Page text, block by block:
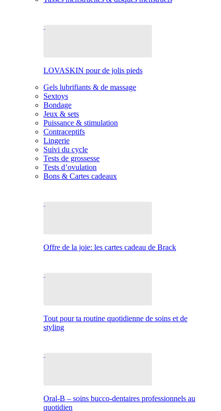
LOVASKIN pour de jolis pieds
Gels lubrifiants & de massage
Sextoys
Bondage
Jeux & sets
Puissance & stimulation
Contraceptifs
Lingerie
Suivi du cycle
Tests de grossesse
Tests d’ovulation
Bons & Cartes cadeaux
Offre de la joie: les cartes cadeau de Brack
Tout pour ta routine quotidienne de soins et de
styling
Oral-B – soins bucco-dentaires professionnels au
quotidien